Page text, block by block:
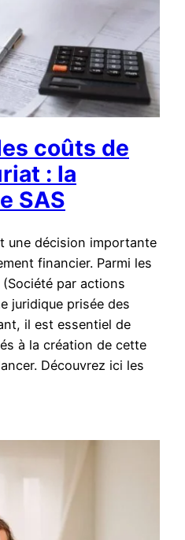
coûts de
: la
SAS
une décision importante
financier. Parmi les
par actions
juridique prisée des
il est essentiel de
à la création de cette
Découvrez ici les